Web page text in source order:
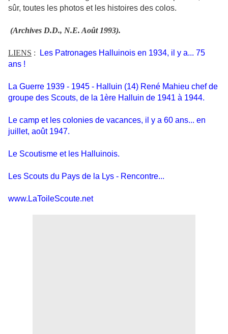
sûr, toutes les photos et les histoires des colos.
(Archives D.D., N.E. Août 1993).
LIENS :
Les Patronages Halluinois en 1934, il y a... 75
ans !
La Guerre 1939 - 1945 - Halluin (14) René Mahieu chef de
groupe des Scouts, de la 1ère Halluin de 1941 à 1944.
Le camp et les colonies de vacances, il y a 60 ans... en
juillet, août 1947.
Le Scoutisme et les Halluinois.
Les Scouts du Pays de la Lys - Rencontre...
www.LaToileScoute.net